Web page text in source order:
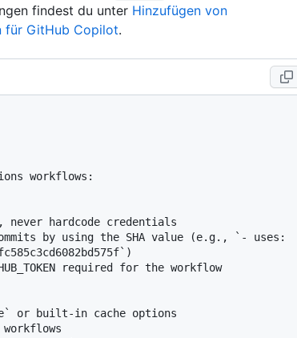
findest du unter Hinzufügen von
für GitHub Copilot.
workflows:
hardcode credentials
by using the SHA value (e.g., `- uses:
required for the workflow
or built-in cache options